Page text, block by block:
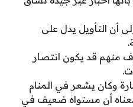
أن التأويل يدل على
منهم قد يكون انتصار
وكان يشعر في المنام
أن مستواه ضعيف في